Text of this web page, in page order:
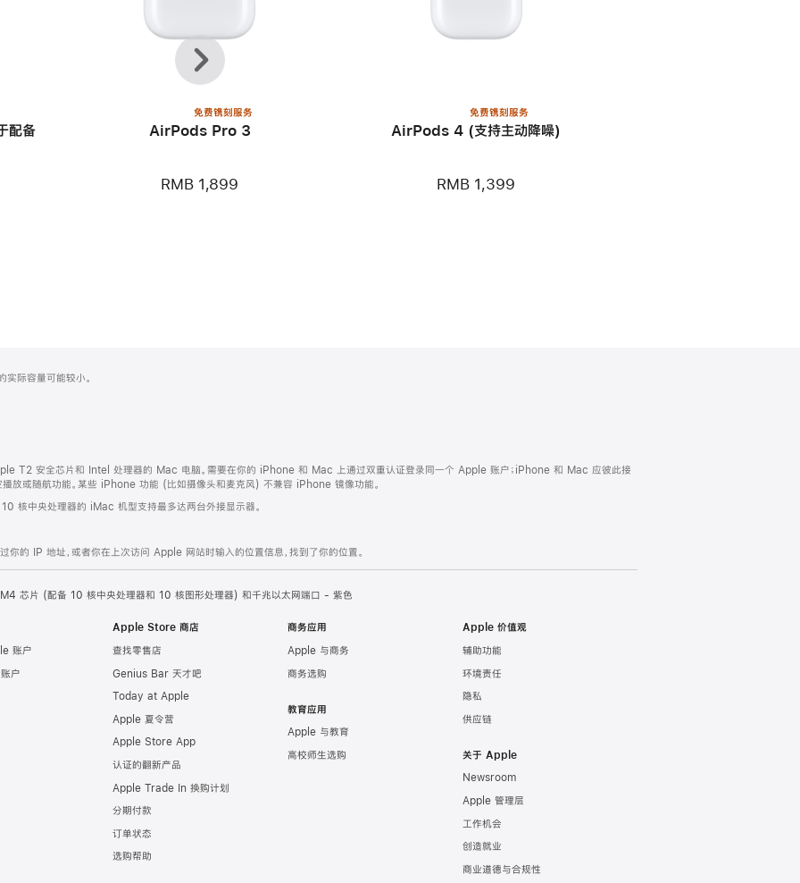
配备
免费镌刻服务
AirPods Pro 3
RMB 1,899
免费镌刻服务
AirPods 4 (支持主动降噪)
RMB 1,399
上
一
个
下
一
个
际容量可能较小。
T2 安全芯片和 Intel 处理器的 Mac 电脑。需要在你的 iPhone 和 Mac 上通过双重认证登录同一个 Apple 账户；iPhone 和 Mac 应彼此接
放或随航功能。某些 iPhone 功能 (比如摄像头和麦克风) 不兼容 iPhone 镜像功能。
核中央处理器的 iMac 机型支持最多达两台外接显示器。
你的 IP 地址，或者你在上次访问 Apple 网站时输入的位置信息，找到了你的位置。
芯片 (配备 10 核中央处理器和 10 核图形处理器) 和千兆以太网端口 - 紫色
账户
户
Apple Store 商店
查找零售店
Genius Bar 天才吧
Today at Apple
Apple 夏令营
Apple Store App
认证的翻新产品
Apple Trade In 换购计划
分期付款
订单状态
选购帮助
商务应用
Apple 与商务
商务选购
教育应用
Apple 与教育
高校师生选购
Apple 价值观
辅助功能
环境责任
隐私
供应链
关于 Apple
Newsroom
Apple 管理层
工作机会
创造就业
商业道德与合规性